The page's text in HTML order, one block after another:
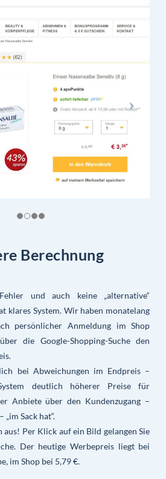
Berechnung
und auch keine „alternative“
klares System. Wir haben monatelang
persönlicher Anmeldung im Shop
die Google-Shopping-Suche den
bei Abweichungen im Endpreis –
deutlich höherer Preise für
Anbiete über den Kundenzugang –
Sack hat“.
aus! Per Klick auf ein Bild gelangen Sie
Der heutige Werbepreis liegt bei
im Shop bei 5,79 €.